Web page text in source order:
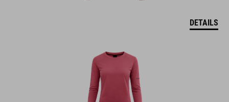
DETAILS